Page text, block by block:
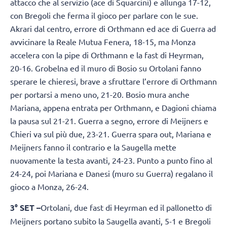
attacco che al servizio (ace di Squarcini) e allunga 17-12,
con Bregoli che ferma il gioco per parlare con le sue.
Akrari dal centro, errore di Orthmann ed ace di Guerra ad
avvicinare la Reale Mutua Fenera, 18-15, ma Monza
accelera con la pipe di Orthmann e la fast di Heyrman,
20-16. Grobelna ed il muro di Bosio su Ortolani fanno
sperare le chieresi, brave a sfruttare l’errore di Orthmann
per portarsi a meno uno, 21-20. Bosio mura anche
Mariana, appena entrata per Orthmann, e Dagioni chiama
la pausa sul 21-21. Guerra a segno, errore di Meijners e
Chieri va sul più due, 23-21. Guerra spara out, Mariana e
Meijners fanno il contrario e la Saugella mette
nuovamente la testa avanti, 24-23. Punto a punto fino al
24-24, poi Mariana e Danesi (muro su Guerra) regalano il
gioco a Monza, 26-24.
3° SET –Ortolani, due fast di Heyrman ed il pallonetto di
Meijners portano subito la Saugella avanti, 5-1 e Bregoli